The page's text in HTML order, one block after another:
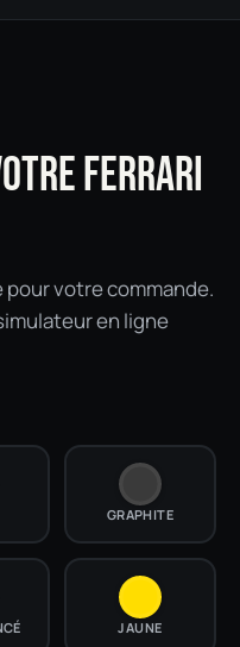
FERRARI
votre commande.
en ligne
GRAPHITE
JAUNE